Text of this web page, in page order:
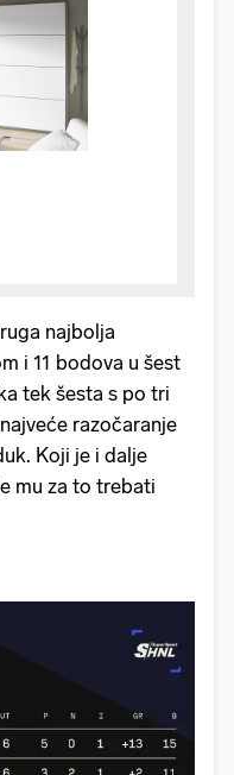
najbolja
i 11 bodova u šest
tek šesta s po tri
razočaranje
Koji je i dalje
mu za to trebati